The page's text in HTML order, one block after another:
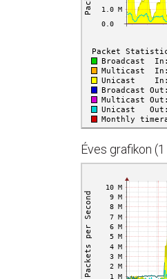
Éves grafikon